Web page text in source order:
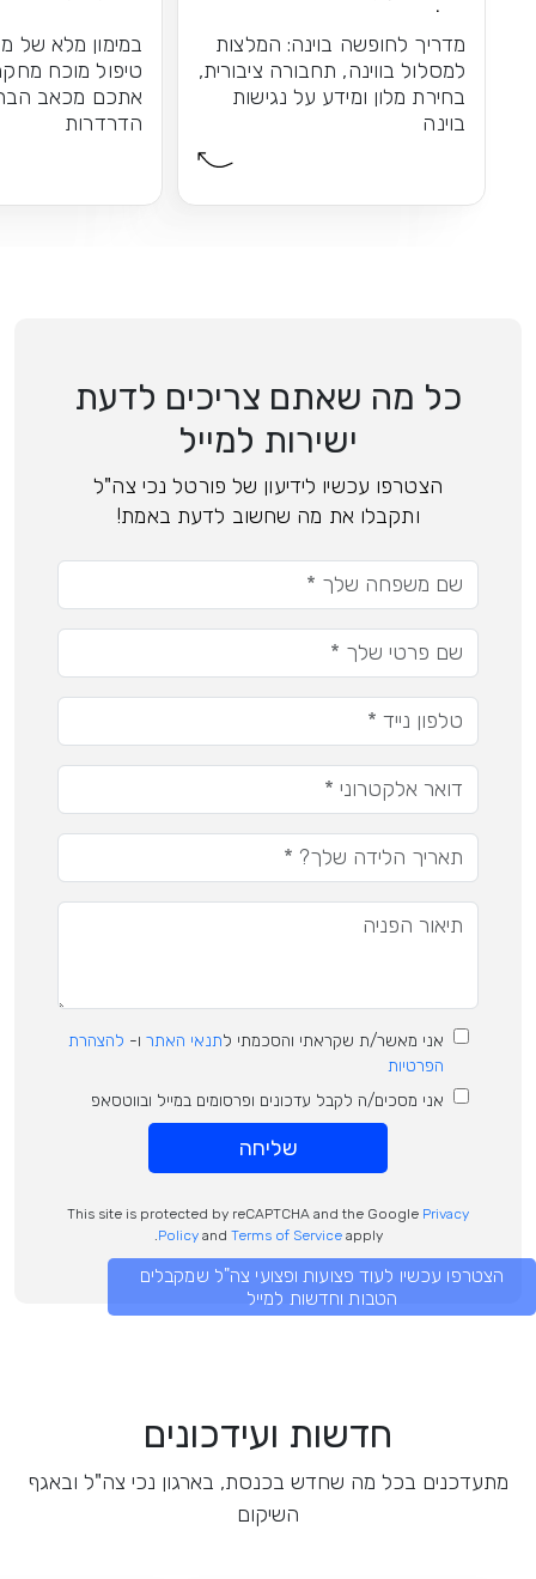
וקלאסיקה
מדריך לחופשה בוינה: המלצות
למסלול בווינה, תחבורה ציבורית,
בחירת מלון ומידע על נגישות
בוינה
במימון מלא של
טיפול מוכח
אתכם מכאב
הדרדרות
כל מה שאתם צריכים לדעת
ישירות למייל
הצטרפו עכשיו לידיעון של פורטל נכי צה"ל
ותקבלו את מה שחשוב לדעת באמת!
אני מאשר/ת שקראתי והסכמתי לתנאי האתר ו- להצהרת
הפרטיות
אני מסכים/ה לקבל עדכונים ופרסומים במייל ובווטסאפ
שליחה
This site is protected by reCAPTCHA and the Google Privacy
Policyand Terms of Serviceapply.
הצטרפו עכשיו לעוד פצועות ופצועי צה"ל שמקבלים
הטבות וחדשות למייל
חדשות ועידכונים
מתעדכנים בכל מה שחדש בכנסת, בארגון נכי צה"ל ובאגף
השיקום